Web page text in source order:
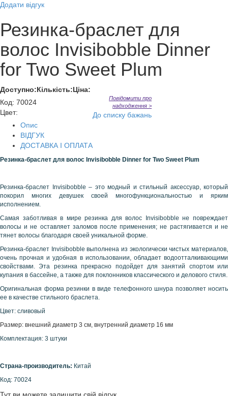
Додати відгук
Резинка-браслет для
волос Invisibobble Dinner
for Two Sweet Plum
Доступно:Кількість:Ціна:
Код: 70024
Цвет:
Повідомити про
надходження >
До списку бажань
Опис
ВІДГУК
ДОСТАВКА І ОПЛАТА
Резинка-браслет для волос Invisibobble Dinner for Two Sweet Plum
Резинка-браслет Invisibobble – это модный и стильный аксессуар, который
покорил многих девушек своей многофункциональностью и ярким
исполнением.
Самая заботливая в мире резинка для волос Invisibobble не повреждает
волосы и не оставляет заломов после применения; не растягивается и не
тянет волосы благодаря своей уникальной форме.
Резинка-браслет Invisibobble выполнена из экологически чистых материалов,
очень прочная и удобная в использовании, обладает водоотталкивающими
свойствами. Эта резинка прекрасно подойдет для занятий спортом или
купания в бассейне, а также для поклонников классического и делового стиля.
Оригинальная форма резинки в виде телефонного шнура позволяет носить
ее в качестве стильного браслета.
Цвет: сливовый
Размер: внешний диаметр 3 см, внутренний диаметр 16 мм
Комплектация: 3 штуки
Страна-производитель: Китай
Код: 70024